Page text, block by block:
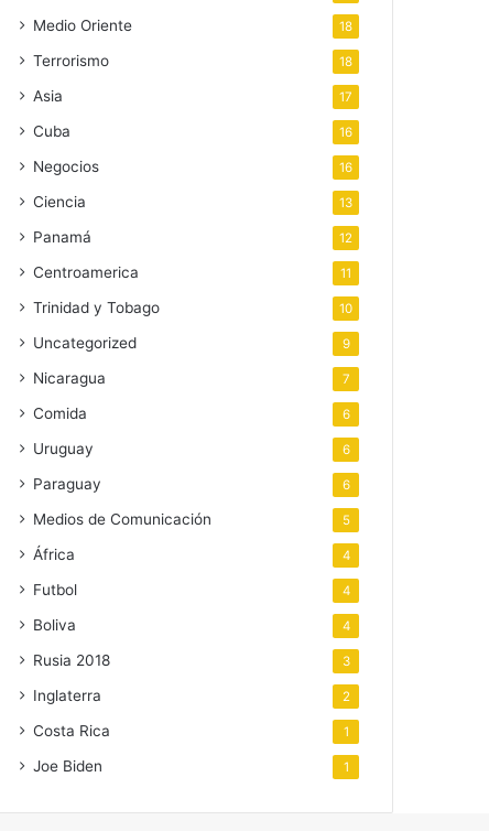
Medio Oriente 18
Terrorismo 18
Asia 17
Cuba 16
Negocios 16
Ciencia 13
Panamá 12
Centroamerica 11
Trinidad y Tobago 10
Uncategorized 9
Nicaragua 7
Comida 6
Uruguay 6
Paraguay 6
Medios de Comunicación 5
África 4
Futbol 4
Boliva 4
Rusia 2018 3
Inglaterra 2
Costa Rica 1
Joe Biden 1